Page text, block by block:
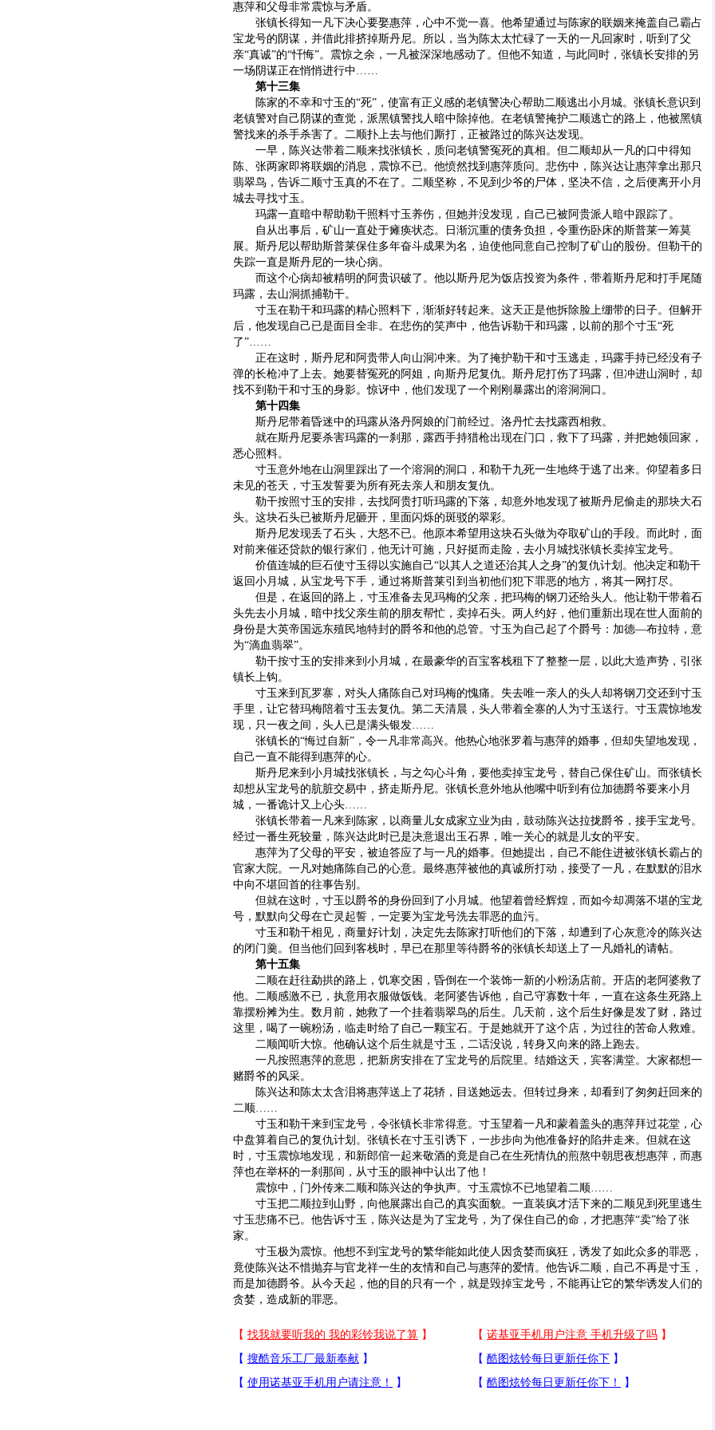
惠萍和父母非常震惊与矛盾。
张镇长得知一凡下决心要娶惠萍，心中不觉一喜。他希望通过与陈家的联姻来掩盖自己霸占
宝龙号的阴谋，并借此排挤掉斯丹尼。所以，当为陈太太忙碌了一天的一凡回家时，听到了父
亲“真诚”的“忏悔”。震惊之余，一凡被深深地感动了。但他不知道，与此同时，张镇长安排的另
一场阴谋正在悄悄进行中……
第十三集
陈家的不幸和寸玉的“死”，使富有正义感的老镇警决心帮助二顺逃出小月城。张镇长意识到
老镇警对自己阴谋的查觉，派黑镇警找人暗中除掉他。在老镇警掩护二顺逃亡的路上，他被黑镇
警找来的杀手杀害了。二顺扑上去与他们厮打，正被路过的陈兴达发现。
一早，陈兴达带着二顺来找张镇长，质问老镇警冤死的真相。但二顺却从一凡的口中得知
陈、张两家即将联姻的消息，震惊不已。他愤然找到惠萍质问。悲伤中，陈兴达让惠萍拿出那只
翡翠鸟，告诉二顺寸玉真的不在了。二顺坚称，不见到少爷的尸体，坚决不信，之后便离开小月
城去寻找寸玉。
玛露一直暗中帮助勒干照料寸玉养伤，但她并没发现，自己已被阿贵派人暗中跟踪了。
自从出事后，矿山一直处于瘫痪状态。日渐沉重的债务负担，令重伤卧床的斯普莱一筹莫
展。斯丹尼以帮助斯普莱保住多年奋斗成果为名，迫使他同意自己控制了矿山的股份。但勒干的
失踪一直是斯丹尼的一块心病。
而这个心病却被精明的阿贵识破了。他以斯丹尼为饭店投资为条件，带着斯丹尼和打手尾随
玛露，去山洞抓捕勒干。
寸玉在勒干和玛露的精心照料下，渐渐好转起来。这天正是他拆除脸上绷带的日子。但解开
后，他发现自己已是面目全非。在悲伤的笑声中，他告诉勒干和玛露，以前的那个寸玉“死
了”……
正在这时，斯丹尼和阿贵带人向山洞冲来。为了掩护勒干和寸玉逃走，玛露手持已经没有子
弹的长枪冲了上去。她要替冤死的阿姐，向斯丹尼复仇。斯丹尼打伤了玛露，但冲进山洞时，却
找不到勒干和寸玉的身影。惊讶中，他们发现了一个刚刚暴露出的溶洞洞口。
第十四集
斯丹尼带着昏迷中的玛露从洛丹阿娘的门前经过。洛丹忙去找露西相救。
就在斯丹尼要杀害玛露的一刹那，露西手持猎枪出现在门口，救下了玛露，并把她领回家，
悉心照料。
寸玉意外地在山洞里踩出了一个溶洞的洞口，和勒干九死一生地终于逃了出来。仰望着多日
未见的苍天，寸玉发誓要为所有死去亲人和朋友复仇。
勒干按照寸玉的安排，去找阿贵打听玛露的下落，却意外地发现了被斯丹尼偷走的那块大石
头。这块石头已被斯丹尼砸开，里面闪烁的斑驳的翠彩。
斯丹尼发现丢了石头，大怒不已。他原本希望用这块石头做为夺取矿山的手段。而此时，面
对前来催还贷款的银行家们，他无计可施，只好挺而走险，去小月城找张镇长卖掉宝龙号。
价值连城的巨石使寸玉得以实施自己“以其人之道还治其人之身”的复仇计划。他决定和勒干
返回小月城，从宝龙号下手，通过将斯普莱引到当初他们犯下罪恶的地方，将其一网打尽。
但是，在返回的路上，寸玉准备去见玛梅的父亲，把玛梅的钢刀还给头人。他让勒干带着石
头先去小月城，暗中找父亲生前的朋友帮忙，卖掉石头。两人约好，他们重新出现在世人面前的
身份是大英帝国远东殖民地特封的爵爷和他的总管。寸玉为自己起了个爵号：加德—布拉特，意
为“滴血翡翠”。
勒干按寸玉的安排来到小月城，在最豪华的百宝客栈租下了整整一层，以此大造声势，引张
镇长上钩。
寸玉来到瓦罗寨，对头人痛陈自己对玛梅的愧痛。失去唯一亲人的头人却将钢刀交还到寸玉
手里，让它替玛梅陪着寸玉去复仇。第二天清晨，头人带着全寨的人为寸玉送行。寸玉震惊地发
现，只一夜之间，头人已是满头银发……
张镇长的“悔过自新”，令一凡非常高兴。他热心地张罗着与惠萍的婚事，但却失望地发现，
自己一直不能得到惠萍的心。
斯丹尼来到小月城找张镇长，与之勾心斗角，要他卖掉宝龙号，替自己保住矿山。而张镇长
却想从宝龙号的肮脏交易中，挤走斯丹尼。张镇长意外地从他嘴中听到有位加德爵爷要来小月
城，一番诡计又上心头……
张镇长带着一凡来到陈家，以商量儿女成家立业为由，鼓动陈兴达拉拢爵爷，接手宝龙号。
经过一番生死较量，陈兴达此时已是决意退出玉石界，唯一关心的就是儿女的平安。
惠萍为了父母的平安，被迫答应了与一凡的婚事。但她提出，自己不能住进被张镇长霸占的
官家大院。一凡对她痛陈自己的心意。最终惠萍被他的真诚所打动，接受了一凡，在默默的泪水
中向不堪回首的往事告别。
但就在这时，寸玉以爵爷的身份回到了小月城。他望着曾经辉煌，而如今却凋落不堪的宝龙
号，默默向父母在亡灵起誓，一定要为宝龙号洗去罪恶的血污。
寸玉和勒干相见，商量好计划，决定先去陈家打听他们的下落，却遭到了心灰意冷的陈兴达
的闭门羹。但当他们回到客栈时，早已在那里等待爵爷的张镇长却送上了一凡婚礼的请帖。
第十五集
二顺在赶往勐拱的路上，饥寒交困，昏倒在一个装饰一新的小粉汤店前。开店的老阿婆救了
他。二顺感激不已，执意用衣服做饭钱。老阿婆告诉他，自己守寡数十年，一直在这条生死路上
靠摆粉摊为生。数月前，她救了一个挂着翡翠鸟的后生。几天前，这个后生好像是发了财，路过
这里，喝了一碗粉汤，临走时给了自己一颗宝石。于是她就开了这个店，为过往的苦命人救难。
二顺闻听大惊。他确认这个后生就是寸玉，二话没说，转身又向来的路上跑去。
一凡按照惠萍的意思，把新房安排在了宝龙号的后院里。结婚这天，宾客满堂。大家都想一
赌爵爷的风采。
陈兴达和陈太太含泪将惠萍送上了花轿，目送她远去。但转过身来，却看到了匆匆赶回来的
二顺……
寸玉和勒干来到宝龙号，令张镇长非常得意。寸玉望着一凡和蒙着盖头的惠萍拜过花堂，心
中盘算着自己的复仇计划。张镇长在寸玉引诱下，一步步向为他准备好的陷井走来。但就在这
时，寸玉震惊地发现，和新郎倌一起来敬酒的竟是自己在生死情仇的煎熬中朝思夜想惠萍，而惠
萍也在举杯的一刹那间，从寸玉的眼神中认出了他！
震惊中，门外传来二顺和陈兴达的争执声。寸玉震惊不已地望着二顺……
寸玉把二顺拉到山野，向他展露出自己的真实面貌。一直装疯才活下来的二顺见到死里逃生
寸玉悲痛不已。他告诉寸玉，陈兴达是为了宝龙号，为了保住自己的命，才把惠萍“卖”给了张
家。
寸玉极为震惊。他想不到宝龙号的繁华能如此使人因贪婪而疯狂，诱发了如此众多的罪恶，
竟使陈兴达不惜抛弃与官龙祥一生的友情和自己与惠萍的爱情。他告诉二顺，自己不再是寸玉，
而是加德爵爷。从今天起，他的目的只有一个，就是毁掉宝龙号，不能再让它的繁华诱发人们的
贪婪，造成新的罪恶。